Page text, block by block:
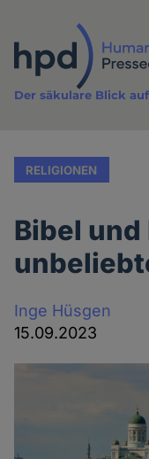
Inhalt
Der säkulare Blick
RELIGIONEN
Bibel
Inge Hüsgen
15.09.2023